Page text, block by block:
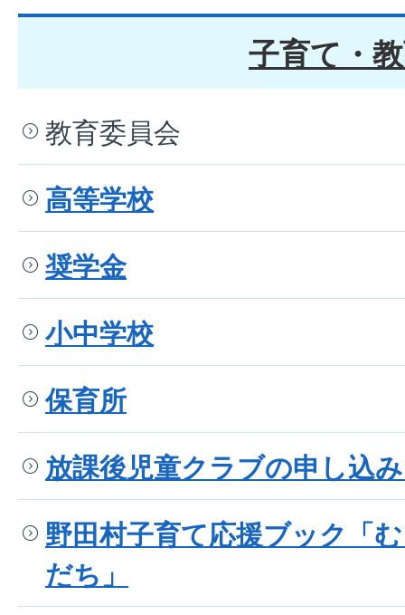
子育て・
教育委員会
高等学校
奨学金
小中学校
保育所
放課後児童クラブの申し込
野田村子育て応援ブック「
だち」